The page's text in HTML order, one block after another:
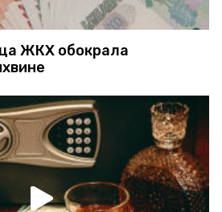
ЖКХ обокрала